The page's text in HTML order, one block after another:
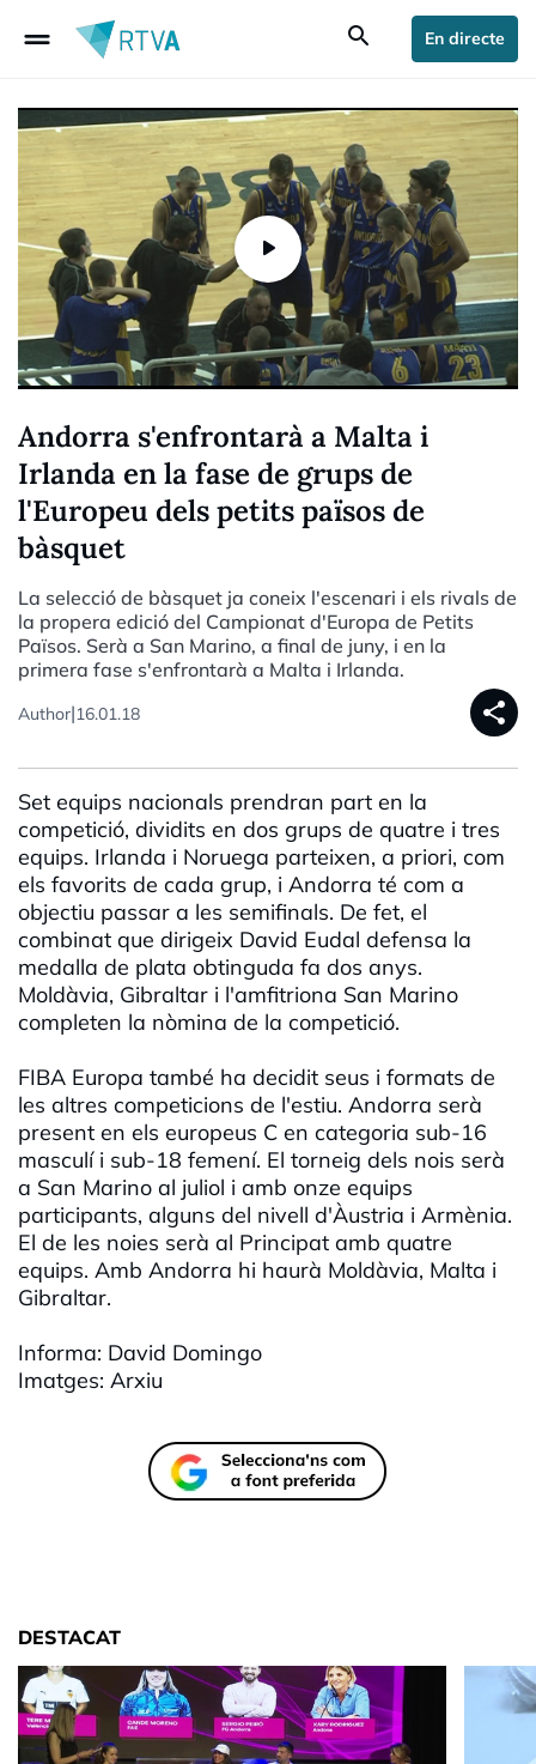
drag_handle search En directe
Andorra s'enfrontarà a Malta i
Irlanda en la fase de grups de
l'Europeu dels petits països de
bàsquet
La selecció de bàsquet ja coneix l'escenari i els rivals de
la propera edició del Campionat d'Europa de Petits
Països. Serà a San Marino, a final de juny, i en la
primera fase s'enfrontarà a Malta i Irlanda.
Author|16.01.18 share
Set equips nacionals prendran part en la
competició, dividits en dos grups de quatre i tres
equips. Irlanda i Noruega parteixen, a priori, com
els favorits de cada grup, i Andorra té com a
objectiu passar a les semifinals. De fet, el
combinat que dirigeix David Eudal defensa la
medalla de plata obtinguda fa dos anys.
Moldàvia, Gibraltar i l'amfitriona San Marino
completen la nòmina de la competició.
FIBA Europa també ha decidit seus i formats de
les altres competicions de l'estiu. Andorra serà
present en els europeus C en categoria sub-16
masculí i sub-18 femení. El torneig dels nois serà
a San Marino al juliol i amb onze equips
participants, alguns del nivell d'Àustria i Armènia.
El de les noies serà al Principat amb quatre
equips. Amb Andorra hi haurà Moldàvia, Malta i
Gibraltar.
Informa: David Domingo
Imatges: Arxiu
DESTACAT